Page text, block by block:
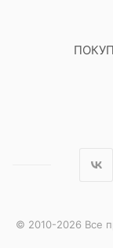
© 2010-2026 Все